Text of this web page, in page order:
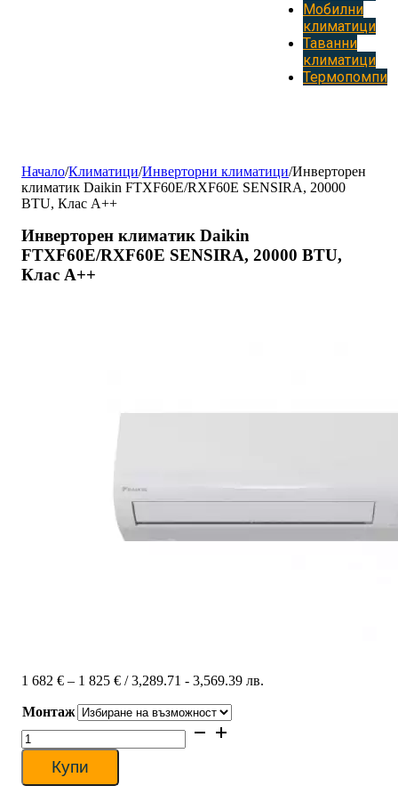
Мобилни
климатици
Таванни
климатици
Термопомпи
Начало/Климатици/Инверторни климатици/Инверторен
климатик Daikin FTXF60E/RXF60E SENSIRA, 20000
BTU, Клас A++
Инверторен климатик Daikin
FTXF60E/RXF60E SENSIRA, 20000 BTU,
Клас A++
1 682 € – 1 825 €Price
1
682 €
/ 3,289.71 - 3,569.39 лв.
Монтаж
количество
за
Инверторен
климатик
Купи